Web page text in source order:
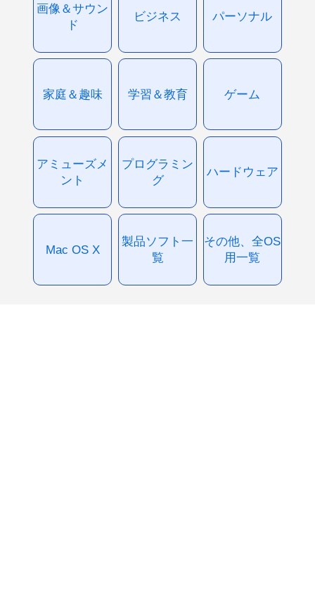
画像＆サウン
ド
ビジネス パーソナル
家庭＆趣味 学習＆教育 ゲーム
アミューズメ
ント
プログラミン
グ
ハードウェア
Mac OS X
製品ソフト一
覧
その他、全OS
用一覧